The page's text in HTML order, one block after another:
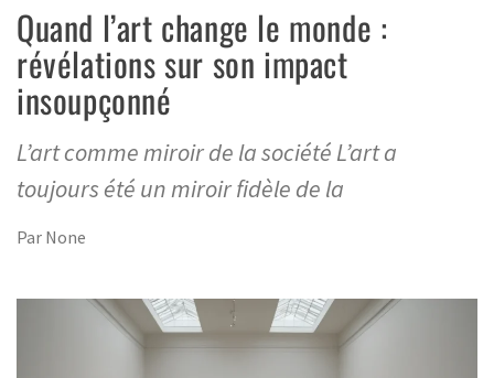
Quand l’art change le monde :
révélations sur son impact
insoupçonné
L’art comme miroir de la société L’art a
toujours été un miroir fidèle de la
Par None